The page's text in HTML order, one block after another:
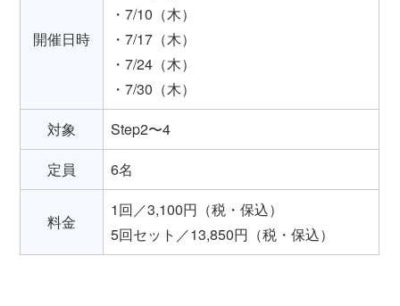
開催日時
・7/10（木）
・7/17（木）
・7/24（木）
・7/30（木）
対象
Step2〜4
定員
6名
料金
1回／3,100円（税・保込）
5回セット／13,850円（税・保込）